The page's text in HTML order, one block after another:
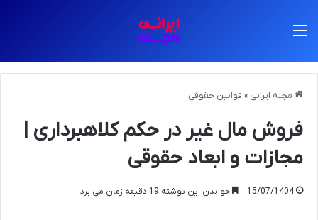
مجله ایرانی » قوانین حقوقی
فروش مال غیر در حکم کلاهبرداری |
مجازات و ابعاد حقوقی
15/07/1404 خواندن این نوشته 19 دقیقه زمان می برد